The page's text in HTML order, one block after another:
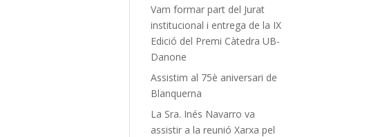
Vam formar part del Jurat
institucional i entrega de la IX
Edició del Premi Càtedra UB-
Danone
Assistim al 75è aniversari de
Blanquerna
La Sra. Inés Navarro va
assistir a la reunió Xarxa pel